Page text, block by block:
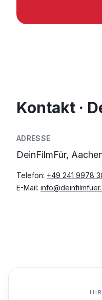
Kontakt ·
ADRESSE
DeinFilmFür,
Telefon: +49 241 9978
E-Mail: